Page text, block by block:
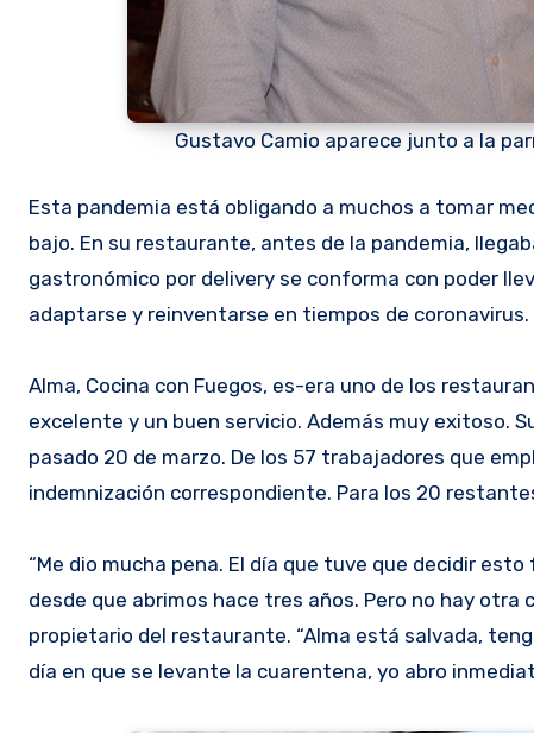
Gustavo Camio aparece junto a la
Esta pandemia está obligando a muchos a tomar medidas extremas y a veces desesperadas. Es que Gustavo cayó muy
bajo. En su restaurante, antes de la pandemia,
gastronómico por delivery se conforma con poder
adaptarse y reinventarse en tiempos de coronavirus.
Alma, Cocina con Fuegos, es-era uno de los
excelente y un buen servicio. Además muy exitoso.
pasado 20 de marzo. De los 57 trabajadores que
indemnización correspondiente. Para los 20
“Me dio mucha pena. El día que tuve que decidir
desde que abrimos hace tres años. Pero no hay otra
propietario del restaurante. “Alma está salvada,
día en que se levante la cuarentena, yo abro